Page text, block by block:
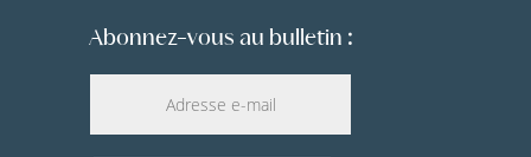
Abonnez-vous au bulletin :